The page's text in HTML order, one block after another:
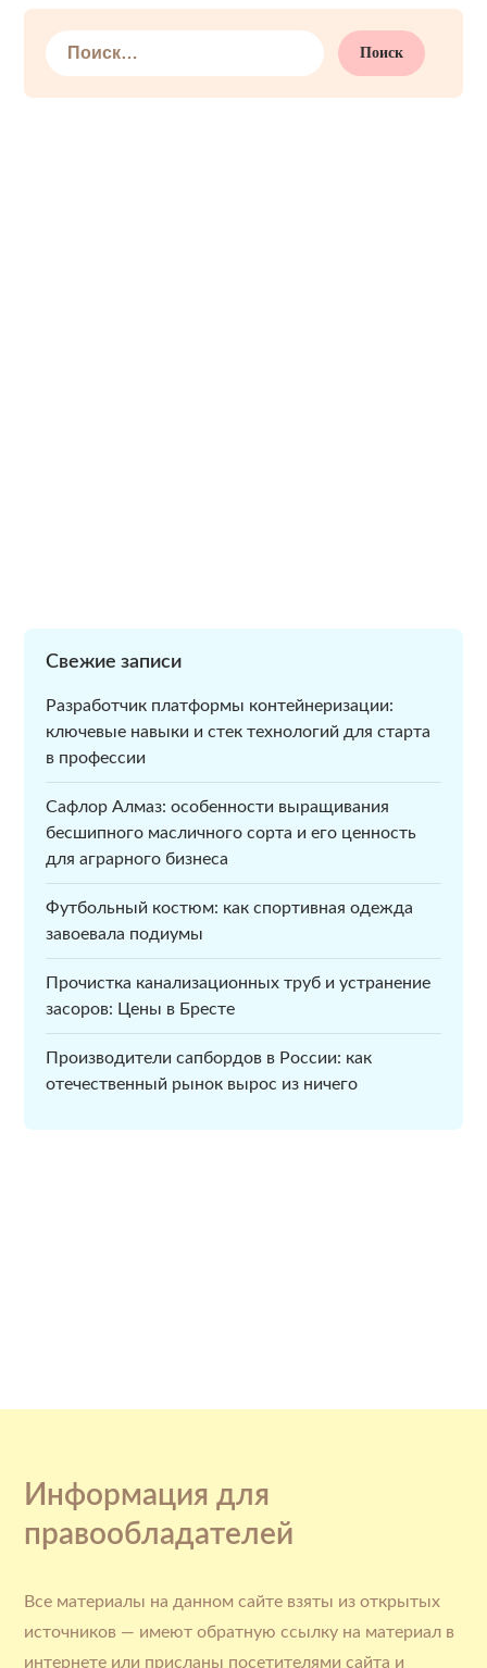
Найти:
Свежие записи
Разработчик платформы контейнеризации:
ключевые навыки и стек технологий для старта
в профессии
Сафлор Алмаз: особенности выращивания
бесшипного масличного сорта и его ценность
для аграрного бизнеса
Футбольный костюм: как спортивная одежда
завоевала подиумы
Прочистка канализационных труб и устранение
засоров: Цены в Бресте
Производители сапбордов в России: как
отечественный рынок вырос из ничего
Информация для
правообладателей
Все материалы на данном сайте взяты из открытых
источников — имеют обратную ссылку на материал в
интернете или присланы посетителями сайта и